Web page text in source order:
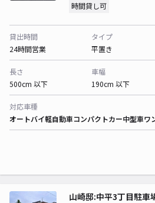
時間貸し可
貸出時間
24時間営業
タイプ
平置き
長さ
500cm 以下
車幅
190cm 以下
対応車種
オートバイ軽自動車コンパクトカー中型車ワ
山崎邸:中平3丁目駐車